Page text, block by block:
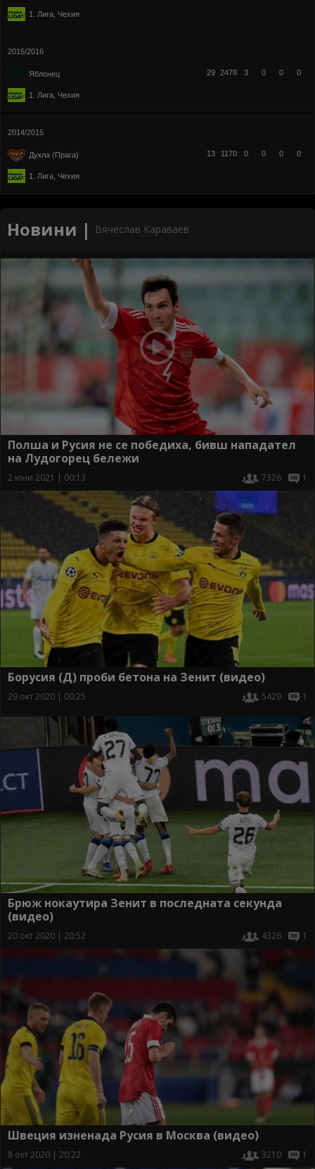
1. Лига, Чехия
2015/2016
Яблонец
1. Лига, Чехия
29 2478 3 0 0 0
2014/2015
Дукла (Прага)
1. Лига, Чехия
13 1170 0 0 0 0
Новини | Вячеслав Караваев
Полша и Русия не се победиха, бивш нападател
на Лудогорец бележи
2 юни 2021 | 00:13 7326 1
Борусия (Д) проби бетона на Зенит (видео)
29 окт 2020 | 00:25 5429 1
Брюж нокаутира Зенит в последната секунда
(видео)
20 окт 2020 | 20:52 4326 1
Швеция изненада Русия в Москва (видео)
8 окт 2020 | 20:22 3210 1